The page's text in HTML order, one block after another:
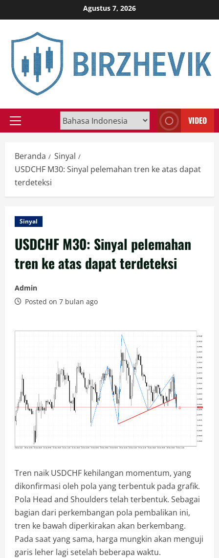
to
Agustus 7, 2026
Primary
VIDEO
Beranda
Sinyal
USDCHF M30: Sinyal pelemahan tren ke atas dapat
terdeteksi
Sinyal
USDCHF M30: Sinyal pelemahan
tren ke atas dapat terdeteksi
Admin
Posted on 7 bulan ago
Tren naik USDCHF kehilangan momentum, yang
dikonfirmasi oleh pola yang terbentuk pada grafik.
Pola Head and Shoulders telah terbentuk. Sebagai
bagian dari perkembangan pola pembalikan ini,
tren ke bawah diperkirakan akan berkembang.
Pada saat yang sama, harga mungkin akan menguji
garis leher lagi setelah beberapa waktu.